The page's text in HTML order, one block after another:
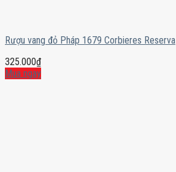
Rượu vang đỏ Pháp 1679 Corbieres Reserva
325.000₫
Mua ngay